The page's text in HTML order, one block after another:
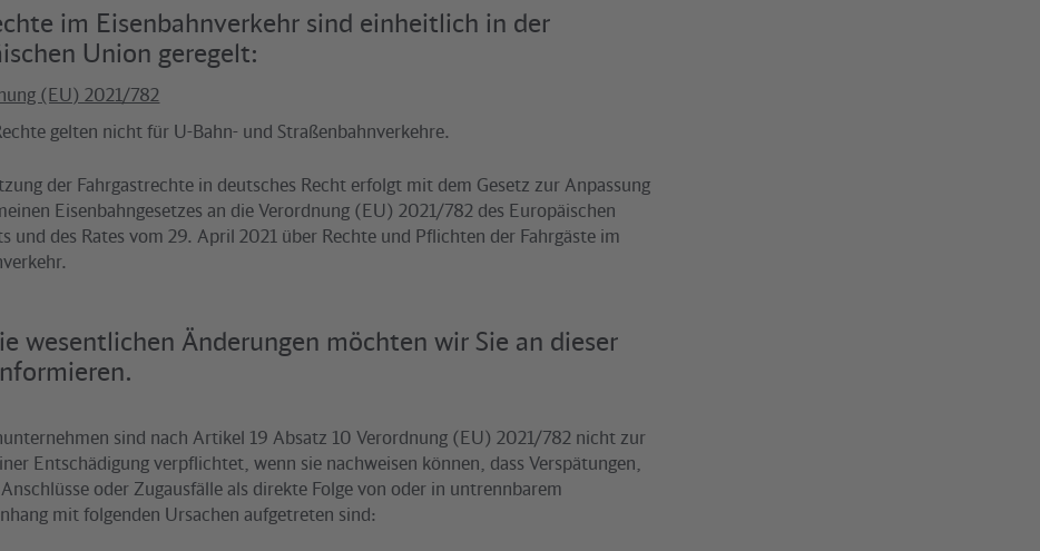
im Eisenbahnverkehr sind einheitlich in der
Union geregelt:
(EU) 2021/782
gelten nicht für U-Bahn- und Straßenbahnverkehre.
der Fahrgastrechte in deutsches Recht erfolgt mit dem Gesetz zur Anpassung
Eisenbahngesetzes an die Verordnung (EU) 2021/782 des Europäischen
und des Rates vom 29. April 2021 über Rechte und Pflichten der Fahrgäste im
wesentlichen Änderungen möchten wir Sie an dieser
sind nach Artikel 19 Absatz 10 Verordnung (EU) 2021/782 nicht zur
Entschädigung verpflichtet, wenn sie nachweisen können, dass Verspätungen,
oder Zugausfälle als direkte Folge von oder in untrennbarem
mit folgenden Ursachen aufgetreten sind: